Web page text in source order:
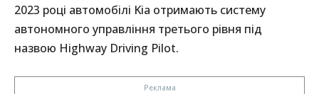
2023 році автомобілі Kia отримають систему
автономного управління третього рівня під
назвою Highway Driving Pilot.